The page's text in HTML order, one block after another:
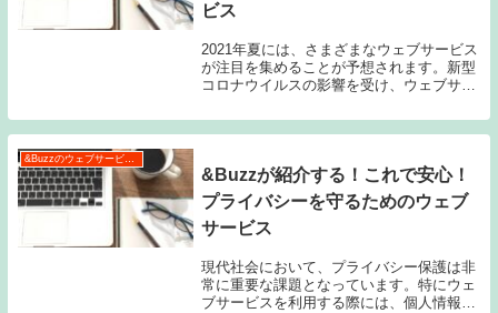
ビス
2021年夏には、さまざまなウェブサービス
が注目を集めることが予想されます。新型
コロナウイルスの影響を受け、ウェブサー
ています。リモートワークを支えるための
ウェブサービスは特に需要が高まってお
&Buzzのウェブサービス特集
&Buzzが紹介する！これで安心！
プライバシーを守るためのウェブ
サービス
現代社会において、プライバシー保護は非
常に重要な課題となっています。特にウェ
ブサービスを利用する際には、個人情報の